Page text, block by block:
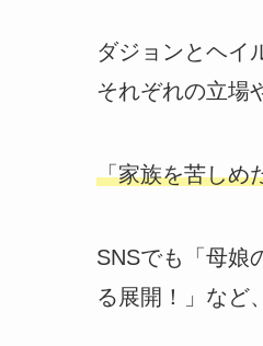
ダジョンとヘ
それぞれの立場
「家族を苦しめ
SNSでも「母娘
る展開！」など